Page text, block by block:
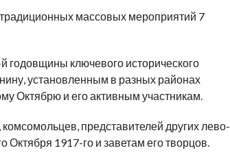
массовых мероприятий 7
годовщины ключевого исторического
установленным в разных районах
Октябрю и его активным участникам.
представителей других лево-
Октября 1917-го и заветам его творцов.